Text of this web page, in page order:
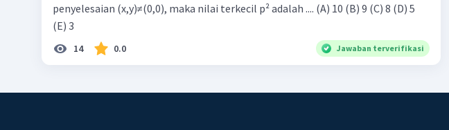
penyelesaian (x,y)≠(0,0), maka nilai terkecil p² adalah .... (A) 10 (B) 9 (C) 8 (D) 5
(E) 3
14 0.0 Jawaban terverifikasi